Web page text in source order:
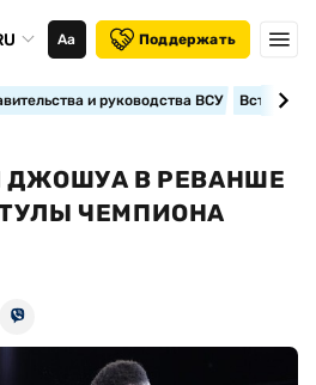
Аа Поддержать
и руководства ВСУ
ДЖОШУА В РЕВАНШЕ
ЧЕМПИОНА